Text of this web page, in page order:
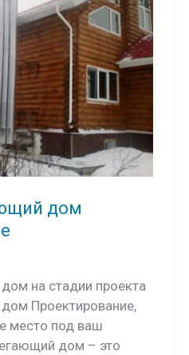
дом
на стадии проекта
Проектирование,
место под ваш
дом – это